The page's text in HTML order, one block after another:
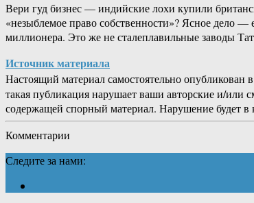
Вери гуд бизнес — индийские лохи купили
«незыблемое право собственности»? Ясное дело
миллионера. Это же не сталеплавильные заводы
Источник материала
Настоящий материал самостоятельно опубликован
такая публикация нарушает ваши авторские и/
содержащей спорный материал. Нарушение будет
Комментарии
Следите за нами: